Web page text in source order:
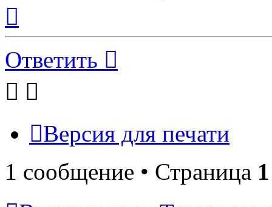
началу
Ответить
Версия для печати
1 сообщение • Страница 1